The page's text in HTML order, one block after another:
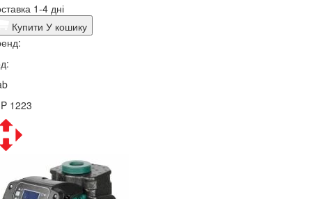
1-4 дні
Купити У кошику
1223